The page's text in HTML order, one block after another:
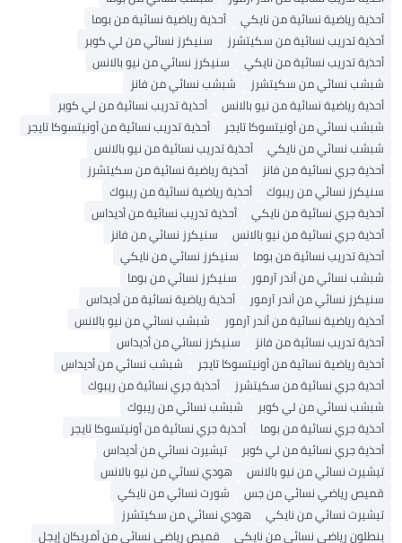
أحذية رياضية نسائية من نايكي
أحذية رياضية نسائية من بوما
أحذية تدريب نسائية من سكيتشرز
سنيكرز نسائي من لي كوبر
أحذية تدريب نسائية من نايكي
سنيكرز نسائي من نيو بالانس
شبشب نسائي من سكيتشرز
شبشب نسائي من فانز
أحذية رياضية نسائية من نيو بالانس
أحذية تدريب نسائية من لي كوبر
شبشب نسائي من أونيتسوكا تايجر
أحذية تدريب نسائية من أونيتسوكا تايجر
شبشب نسائي من نايكي
أحذية تدريب نسائية من نيو بالانس
أحذية جري نسائية من فانز
أحذية رياضية نسائية من سكيتشرز
سنيكرز نسائي من ريبوك
أحذية رياضية نسائية من ريبوك
أحذية جري نسائية من نايكي
أحذية تدريب نسائية من أديداس
أحذية جري نسائية من نيو بالانس
سنيكرز نسائي من فانز
أحذية تدريب نسائية من بوما
سنيكرز نسائي من نايكي
شبشب نسائي من أندر آرمور
سنيكرز نسائي من بوما
سنيكرز نسائي من أندر آرمور
أحذية رياضية نسائية من أديداس
أحذية رياضية نسائية من أندر آرمور
شبشب نسائي من نيو بالانس
أحذية تدريب نسائية من فانز
سنيكرز نسائي من أديداس
أحذية رياضية نسائية من أونيتسوكا تايجر
شبشب نسائي من أديداس
أحذية جري نسائية من سكيتشرز
أحذية جري نسائية من ريبوك
شبشب نسائي من لي كوبر
شبشب نسائي من ريبوك
أحذية جري نسائية من بوما
أحذية جري نسائية من أونيتسوكا تايجر
أحذية جري نسائية من لي كوبر
تيشيرت نسائي من أديداس
تيشيرت نسائي من نيو بالانس
هودي نسائي من نيو بالانس
قميص رياضي نسائي من جس
شورت نسائي من نايكي
تيشيرت نسائي من نايكي
هودي نسائي من سكيتشرز
بنطلون رياضي نسائي من نايكي
قميص رياضي نسائي من أمريكان إيجل